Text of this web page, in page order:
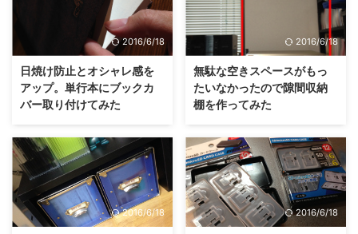
2016/6/18
日焼け防止とオシャレ感を
アップ。単行本にブックカ
バー取り付けてみた
2016/6/18
無駄な空きスペースがもっ
たいなかったので隙間収納
棚を作ってみた
2016/6/18 2016/6/18